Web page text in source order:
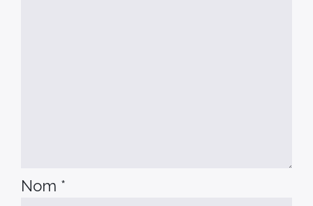
Nom *